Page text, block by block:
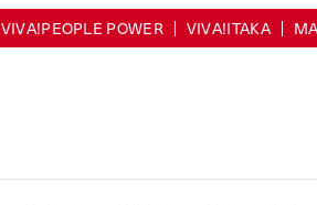
VIVA!PEOPLE POWER VIVA!ITAKA